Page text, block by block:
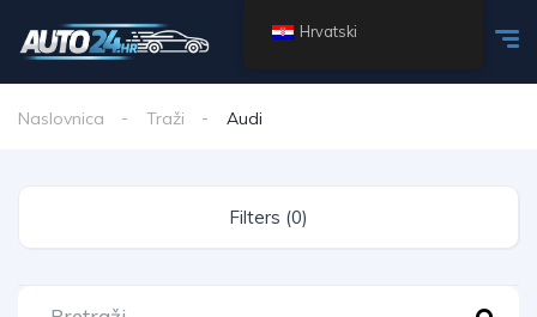
Naslovnica Traži Audi
Filters (0)
Hrvatski